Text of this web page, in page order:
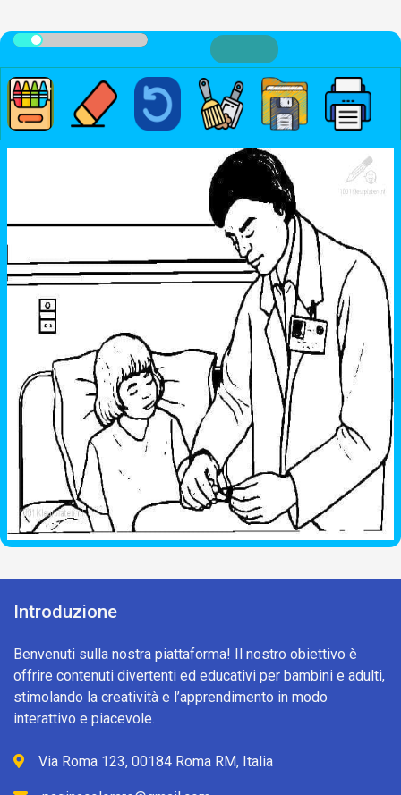
Introduzione
Benvenuti sulla nostra piattaforma! Il nostro obiettivo è
offrire contenuti divertenti ed educativi per bambini e adulti,
stimolando la creatività e l’apprendimento in modo
interattivo e piacevole.
Via Roma 123, 00184 Roma RM, Italia